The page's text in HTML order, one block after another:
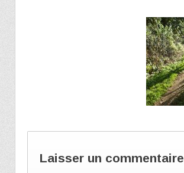
Laisser un commentaire